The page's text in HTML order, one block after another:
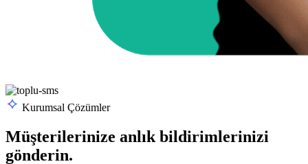
Kurumsal Çözümler
Müşterilerinize anlık bildirimlerinizi
gönderin.